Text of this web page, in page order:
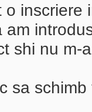
inscriere
am
shi nu m-
sa schimb